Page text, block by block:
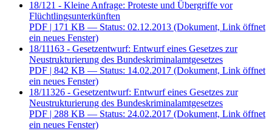
18/121 - Kleine Anfrage: Proteste und Übergriffe vor
Flüchtlingsunterkünften
PDF | 171 KB — Status: 02.12.2013 (Dokument, Link öffnet
ein neues Fenster)
18/11163 - Gesetzentwurf: Entwurf eines Gesetzes zur
Neustrukturierung des Bundeskriminalamtgesetzes
PDF | 842 KB — Status: 14.02.2017 (Dokument, Link öffnet
ein neues Fenster)
18/11326 - Gesetzentwurf: Entwurf eines Gesetzes zur
Neustrukturierung des Bundeskriminalamtgesetzes
PDF | 288 KB — Status: 24.02.2017 (Dokument, Link öffnet
ein neues Fenster)